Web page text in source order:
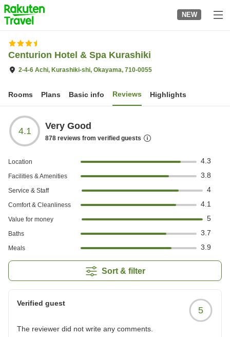
to
top
page
NEW
Centurion Hotel & Spa Kurashiki
2-4-6 Achi, Kurashiki-shi, Okayama, 710-0055
Rooms Plans Basic info Reviews Highlights
4.1 Very Good
878 reviews from verified guests
Location 4.3
Facilities & Amenities 3.8
Service & Staff 4
Comfort & Cleanliness 4.1
Value for money 5
Baths 3.7
Meals 3.9
Sort & filter
Verified guest
5
The reviewer did not write any comments.